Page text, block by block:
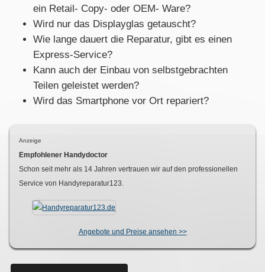
ein Retail- Copy- oder OEM- Ware?
Wird nur das Displayglas getauscht?
Wie lange dauert die Reparatur, gibt es einen
Express-Service?
Kann auch der Einbau von selbstgebrachten
Teilen geleistet werden?
Wird das Smartphone vor Ort repariert?
Anzeige
Empfohlener Handydoctor
Schon seit mehr als 14 Jahren vertrauen wir auf den professionellen
Service von Handyreparatur123.
Angebote und Preise ansehen >>